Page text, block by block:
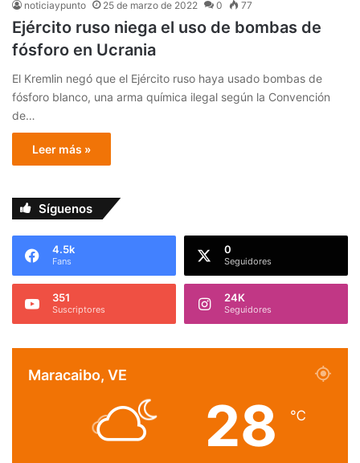
noticiaypunto 25 de marzo de 2022 0 77
Ejército ruso niega el uso de bombas de
fósforo en Ucrania
El Kremlin negó que el Ejército ruso haya usado bombas de
fósforo blanco, una arma química ilegal según la Convención
de…
Leer más »
Síguenos
4.5k
Fans
0
Seguidores
351
Suscriptores
24K
Seguidores
Maracaibo, VE
28 ℃